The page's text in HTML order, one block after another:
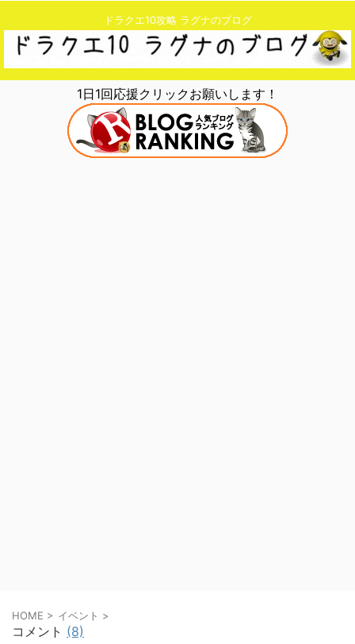
ドラクエ10攻略 ラグナのブログ
1日1回応援クリックお願いします！
HOME > イベント >
コメント (8)